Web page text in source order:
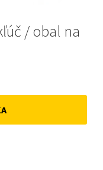
/ obal na